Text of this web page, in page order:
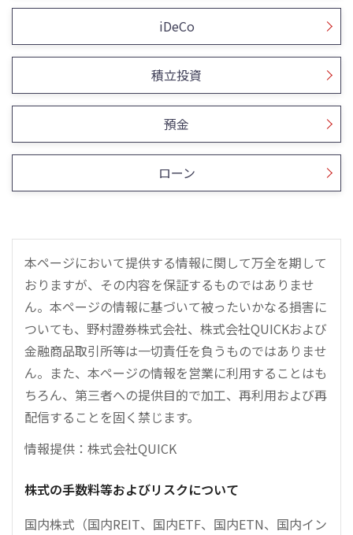
iDeCo
積立投資
預金
ローン
本ページにおいて提供する情報に関して万全を期して
おりますが、その内容を保証するものではありませ
ん。本ページの情報に基づいて被ったいかなる損害に
ついても、野村證券株式会社、株式会社QUICKおよび
金融商品取引所等は一切責任を負うものではありませ
ん。また、本ページの情報を営業に利用することはも
ちろん、第三者への提供目的で加工、再利用および再
配信することを固く禁じます。
情報提供：株式会社QUICK
株式の手数料等およびリスクについて
国内株式（国内REIT、国内ETF、国内ETN、国内イン